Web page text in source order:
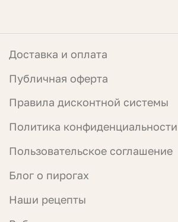
Доставка и оплата
Публичная оферта
Правила дисконтной системы
Политика конфиденциальности
Пользовательское соглашение
Блог о пирогах
Наши рецепты